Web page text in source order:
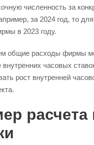
численность за
за 2024 год, то
в 2023 году.
общие расходы фирмы
внутренних часовых
рост внутренней